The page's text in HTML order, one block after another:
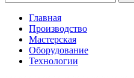
Главная
Производство
Мастерская
Оборудование
Технологии